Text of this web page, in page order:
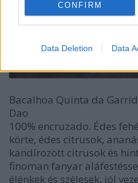
CONFIRM
Data Deletion Data
Bacalhoa Quinta da
Dao
100% encruzado. Édes
körte, édes citrusok,
kandírozott citrusok és
finoman fanyar
élénkek és szélesek, jól